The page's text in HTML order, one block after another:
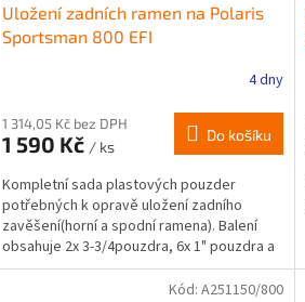
Uložení zadních ramen na Polaris
Sportsman 800 EFI
4 dny
1 314,05 Kč bez DPH
1 590 Kč / ks
Do košíku
Kompletní sada plastových pouzder
potřebných k opravě uložení zadního
zavěšení(horní a spodní ramena). Balení
obsahuje 2x 3-3/4pouzdra, 6x 1" pouzdra a
6x 5/8" plastová pouzdra
Kód: A251150/800